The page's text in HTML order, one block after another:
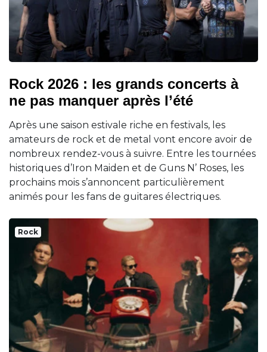
Rock 2026 : les grands concerts à
ne pas manquer après l’été
Après une saison estivale riche en festivals, les
amateurs de rock et de metal vont encore avoir de
nombreux rendez-vous à suivre. Entre les tournées
historiques d’Iron Maiden et de Guns N’ Roses, les
prochains mois s’annoncent particulièrement
animés pour les fans de guitares électriques.
Rock